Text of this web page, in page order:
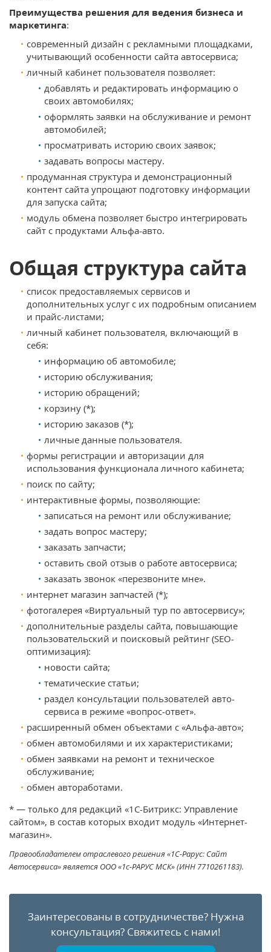
Преимущества решения для ведения бизнеса и
маркетинга:
современный дизайн с рекламными площадками,
учитывающий особенности сайта автосервиса;
личный кабинет пользователя позволяет:
добавлять и редактировать информацию о
своих автомобилях;
оформлять заявки на обслуживание и ремонт
автомобилей;
просматривать историю своих заявок;
задавать вопросы мастеру.
продуманная структура и демонстрационный
контент сайта упрощают подготовку информации
для запуска сайта;
модуль обмена позволяет быстро интегрировать
сайт с продуктами Альфа-авто.
Общая структура сайта
список предоставляемых сервисов и
дополнительных услуг с их подробным описанием
и прайс-листами;
личный кабинет пользователя, включающий в
себя:
информацию об автомобиле;
историю обслуживания;
историю обращений;
корзину (*);
историю заказов (*);
личные данные пользователя.
формы регистрации и авторизации для
использования функционала личного кабинета;
поиск по сайту;
интерактивные формы, позволяющие:
записаться на ремонт или обслуживание;
задать вопрос мастеру;
заказать запчасти;
оставить свой отзыв о работе автосервиса;
заказать звонок «перезвоните мне».
интернет магазин запчастей (*);
фотогалерея «Виртуальный тур по автосервису»;
дополнительные разделы сайта, повышающие
пользовательский и поисковый рейтинг (SEO-
оптимизация):
новости сайта;
тематические статьи;
раздел консультации пользователей авто-
сервиса в режиме «вопрос-ответ».
расширенный обмен объектами с «Альфа-авто»;
обмен автомобилями и их характеристиками;
обмен заявками на ремонт и техническое
обслуживание;
обмен автоработами.
* — только для редакций «1С-Битрикс: Управление
сайтом», в состав которых входит модуль «Интернет-
магазин».
Правообладателем отраслевого решения «1С-Рарус: Сайт
Автосервиса» является ООО «1с-РАРУС МСК» (ИНН 7710261183).
Заинтересованы в сотрудничестве?Нужна
консультация? Свяжитесь с нами!